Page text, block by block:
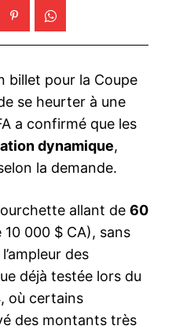
billet pour la Coupe
se heurter à une
a confirmé que les
dynamique,
la demande.
allant de 60
10 000 $ CA), sans
des
déjà testée lors du
où certains
des montants très